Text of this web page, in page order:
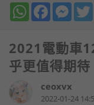
WhatsAppFacebook
2021電動車
乎更值得期待
ceoxvx
2022-01-24